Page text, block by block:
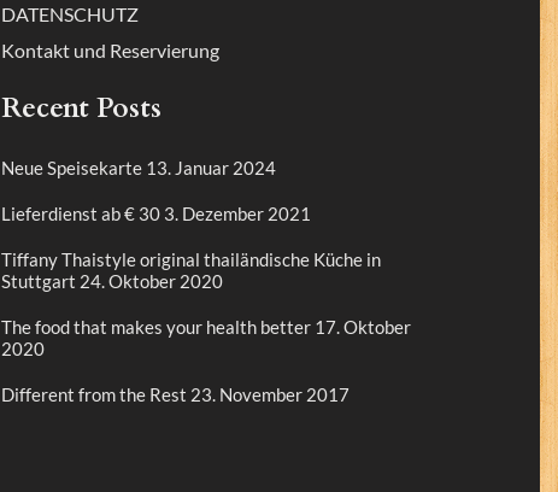
DATENSCHUTZ
Kontakt und Reservierung
Recent Posts
Neue Speisekarte 13. Januar 2024
Lieferdienst ab € 30 3. Dezember 2021
Tiffany Thaistyle original thailändische Küche in
Stuttgart 24. Oktober 2020
The food that makes your health better 17. Oktober
2020
Different from the Rest 23. November 2017